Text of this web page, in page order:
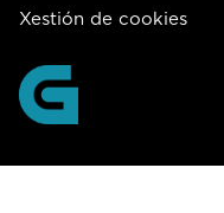
Xestión de cookies